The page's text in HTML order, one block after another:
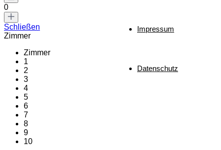
Impressum
Datenschutz
0
Schließen
Zimmer
Zimmer
1
2
3
4
5
6
7
8
9
10